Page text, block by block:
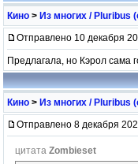
Кино > Из многих / Pluribus
Отправлено 10 декабря
Предлагала, но Кэрол сама
Кино > Из многих / Pluribus
Отправлено 8 декабря
цитата Zombieset